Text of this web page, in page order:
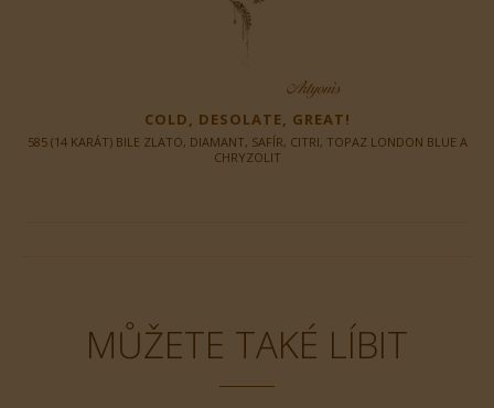
COLD, DESOLATE, GREAT!
585 (14 KARÁT) BILE ZLATO, DIAMANT, SAFÍR, CITRI, TOPAZ LONDON BLUE A
CHRYZOLIT
MŮŽETE TAKÉ LÍBIT